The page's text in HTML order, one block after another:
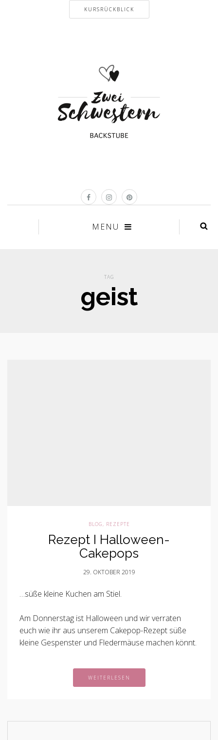
KURSRÜCKBLICK
MENU
TAG
geist
BLOG, REZEPTE
Rezept I Halloween-
Cakepops
29. OKTOBER 2019
…süße kleine Kuchen am Stiel.
Am Donnerstag ist Halloween und wir verraten
euch wie ihr aus unserem Cakepop-Rezept süße
kleine Gespenster und Fledermäuse machen könnt.
WEITERLESEN